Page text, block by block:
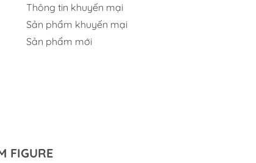
Thông tin khuyến mại
Sản phẩm khuyến mại
Sản phẩm mới
FIGURE